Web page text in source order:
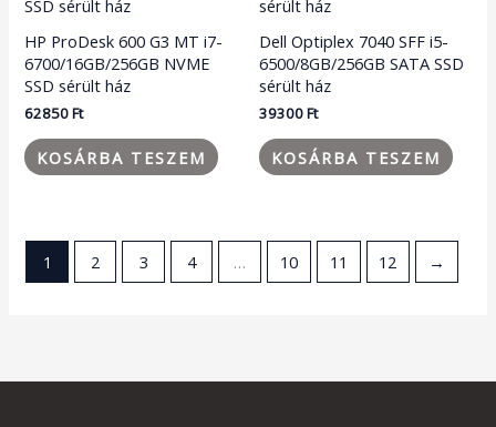
HP ProDesk 600 G3 MT i7-
6700/16GB/256GB NVME
SSD sérült ház
62850Ft
KOSÁRBA TESZEM
Dell Optiplex 7040 SFF i5-
6500/8GB/256GB SATA SSD
sérült ház
39300Ft
KOSÁRBA TESZEM
1 2 3 4 … 10 11 12 →